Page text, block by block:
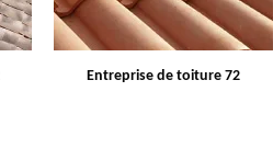
Devis toiture 72